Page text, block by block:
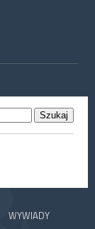
WYWIADY